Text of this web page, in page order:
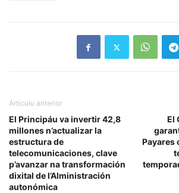
Artículu anterior
El Principáu va invertir 42,8
millones n’actualizar la
estructura de
telecomunicaciones, clave
p’avanzar na transformación
dixital de l’Alministración
autonómica
El
Payares